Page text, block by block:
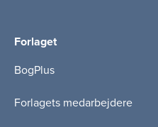
Forlaget
BogPlus
Forlagets medarbejdere